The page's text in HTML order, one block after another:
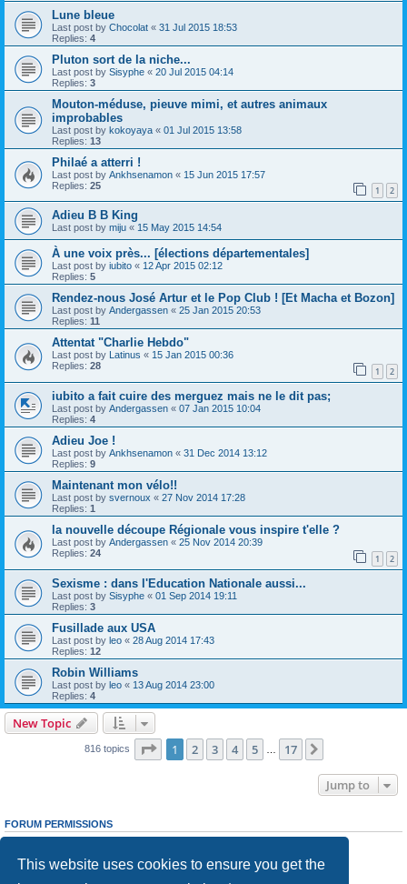
This website uses cookies to ensure you get the
Lune bleue
Last post by Chocolat « 31 Jul 2015 18:53
Replies: 4
Pluton sort de la niche...
Last post by Sisyphe « 20 Jul 2015 04:14
Replies: 3
Mouton-méduse, pieuve mimi, et autres animaux
improbables
Last post by kokoyaya « 01 Jul 2015 13:58
Replies: 13
Philaé a atterri !
Last post by Ankhsenamon « 15 Jun 2015 17:57
Replies: 25 1 2
Adieu B B King
Last post by miju « 15 May 2015 14:54
À une voix près... [élections départementales]
Last post by iubito « 12 Apr 2015 02:12
Replies: 5
Rendez-nous José Artur et le Pop Club ! [Et Macha et Bozon]
Last post by Andergassen « 25 Jan 2015 20:53
Replies: 11
Attentat "Charlie Hebdo"
Last post by Latinus « 15 Jan 2015 00:36
Replies: 28 1 2
iubito a fait cuire des merguez mais ne le dit pas;
Last post by Andergassen « 07 Jan 2015 10:04
Replies: 4
Adieu Joe !
Last post by Ankhsenamon « 31 Dec 2014 13:12
Replies: 9
Maintenant mon vélo!!
Last post by svernoux « 27 Nov 2014 17:28
Replies: 1
la nouvelle découpe Régionale vous inspire t'elle ?
Last post by Andergassen « 25 Nov 2014 20:39
Replies: 24 1 2
Sexisme : dans l'Education Nationale aussi...
Last post by Sisyphe « 01 Sep 2014 19:11
Replies: 3
Fusillade aux USA
Last post by leo « 28 Aug 2014 17:43
Replies: 12
Robin Williams
Last post by leo « 13 Aug 2014 23:00
Replies: 4
New Topic
816 topics Page 1of 17
1 2 3 4 5 17
Jump to
FORUM PERMISSIONS
cannotedit your posts in this forum